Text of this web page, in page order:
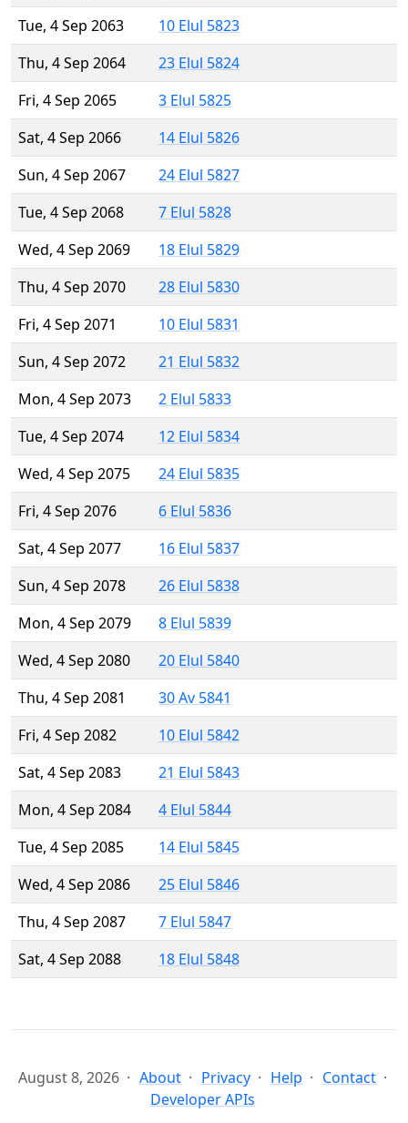
Tue, 4 Sep 2063
10 Elul 5823
Thu, 4 Sep 2064
23 Elul 5824
Fri, 4 Sep 2065
3 Elul 5825
Sat, 4 Sep 2066
14 Elul 5826
Sun, 4 Sep 2067
24 Elul 5827
Tue, 4 Sep 2068
7 Elul 5828
Wed, 4 Sep 2069
18 Elul 5829
Thu, 4 Sep 2070
28 Elul 5830
Fri, 4 Sep 2071
10 Elul 5831
Sun, 4 Sep 2072
21 Elul 5832
Mon, 4 Sep 2073
2 Elul 5833
Tue, 4 Sep 2074
12 Elul 5834
Wed, 4 Sep 2075
24 Elul 5835
Fri, 4 Sep 2076
6 Elul 5836
Sat, 4 Sep 2077
16 Elul 5837
Sun, 4 Sep 2078
26 Elul 5838
Mon, 4 Sep 2079
8 Elul 5839
Wed, 4 Sep 2080
20 Elul 5840
Thu, 4 Sep 2081
30 Av 5841
Fri, 4 Sep 2082
10 Elul 5842
Sat, 4 Sep 2083
21 Elul 5843
Mon, 4 Sep 2084
4 Elul 5844
Tue, 4 Sep 2085
14 Elul 5845
Wed, 4 Sep 2086
25 Elul 5846
Thu, 4 Sep 2087
7 Elul 5847
Sat, 4 Sep 2088
18 Elul 5848
August 8, 2026 About Privacy Help
Contact
Developer APIs